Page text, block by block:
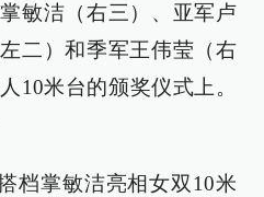
敏洁（右三）、亚军卢
二）和季军王伟莹（右
10米台的颁奖仪式上。
档掌敏洁亮相女双10米